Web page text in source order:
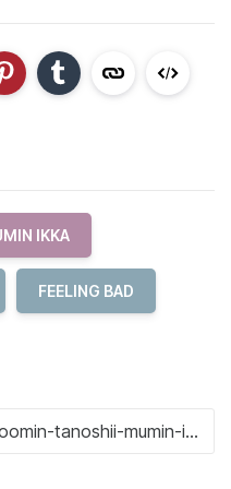
IKKA
FEELING BAD